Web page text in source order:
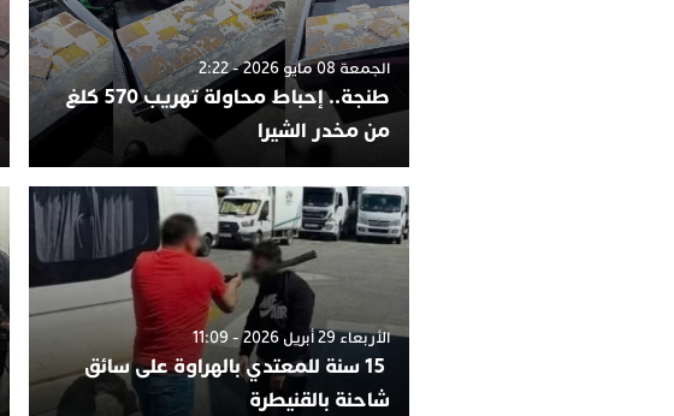
الجمعة 08 مايو 2026 - 2:22
طنجة.. إحباط محاولة تهريب 570 كلغ
من مخدر الشيرا
الأربعاء 29 أبريل 2026 - 11:09
15 سنة للمعتدي بالهراوة على سائق
شاحنة بالقنيطرة